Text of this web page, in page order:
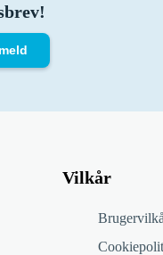
Vilkår